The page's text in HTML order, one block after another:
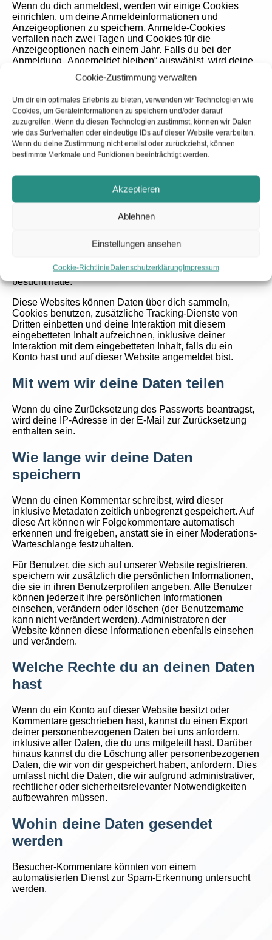
Cookie-Zustimmung verwalten
Um dir ein optimales Erlebnis zu bieten, verwenden wir Technologien wie
Cookies, um Geräteinformationen zu speichern und/oder darauf
zuzugreifen. Wenn du diesen Technologien zustimmst, können wir Daten
wie das Surfverhalten oder eindeutige IDs auf dieser Website verarbeiten.
Wenn du deine Zustimmung nicht erteilst oder zurückziehst, können
bestimmte Merkmale und Funktionen beeinträchtigt werden.
Akzeptieren
Ablehnen
Einstellungen ansehen
Cookie-RichtlinieDatenschutzerklärungImpressum
Wenn du dich anmeldest, werden wir einige Cookies
einrichten, um deine Anmeldeinformationen und
Anzeigeoptionen zu speichern. Anmelde-Cookies
verfallen nach zwei Tagen und Cookies für die
Anzeigeoptionen nach einem Jahr. Falls du bei der
Anmeldung „Angemeldet bleiben“ auswählst, wird deine
Anmeldung zwei Wochen lang aufrechterhalten. Mit der
Abmeldung aus deinem Konto werden die Anmelde-
Wenn du einen Artikel bearbeitest oder veröffentlichst,
wird ein zusätzlicher Cookie in deinem Browser
gespeichert. Dieser Cookie enthält keine
personenbezogenen Daten und verweist nur auf die
Beitrags-ID des Artikels, den du gerade bearbeitet hast.
Eingebettete Inhalte von anderen
Beiträge auf dieser Website können eingebettete Inhalte
beinhalten (z. B. Videos, Bilder, Beiträge etc.).
exakt so, als ob der Besucher die andere Website
besucht hätte.
Diese Websites können Daten über dich sammeln,
Cookies benutzen, zusätzliche Tracking-Dienste von
Dritten einbetten und deine Interaktion mit diesem
eingebetteten Inhalt aufzeichnen, inklusive deiner
Interaktion mit dem eingebetteten Inhalt, falls du ein
Konto hast und auf dieser Website angemeldet bist.
Mit wem wir deine Daten teilen
Wenn du eine Zurücksetzung des Passworts beantragst,
wird deine IP-Adresse in der E-Mail zur Zurücksetzung
enthalten sein.
Wie lange wir deine Daten
speichern
Wenn du einen Kommentar schreibst, wird dieser
inklusive Metadaten zeitlich unbegrenzt gespeichert. Auf
diese Art können wir Folgekommentare automatisch
erkennen und freigeben, anstatt sie in einer Moderations-
Warteschlange festzuhalten.
Für Benutzer, die sich auf unserer Website registrieren,
speichern wir zusätzlich die persönlichen Informationen,
die sie in ihren Benutzerprofilen angeben. Alle Benutzer
können jederzeit ihre persönlichen Informationen
einsehen, verändern oder löschen (der Benutzername
kann nicht verändert werden). Administratoren der
Website können diese Informationen ebenfalls einsehen
und verändern.
Welche Rechte du an deinen Daten
hast
Wenn du ein Konto auf dieser Website besitzt oder
Kommentare geschrieben hast, kannst du einen Export
deiner personenbezogenen Daten bei uns anfordern,
inklusive aller Daten, die du uns mitgeteilt hast. Darüber
hinaus kannst du die Löschung aller personenbezogenen
Daten, die wir von dir gespeichert haben, anfordern. Dies
umfasst nicht die Daten, die wir aufgrund administrativer,
rechtlicher oder sicherheitsrelevanter Notwendigkeiten
aufbewahren müssen.
Wohin deine Daten gesendet
werden
Besucher-Kommentare könnten von einem
automatisierten Dienst zur Spam-Erkennung untersucht
werden.